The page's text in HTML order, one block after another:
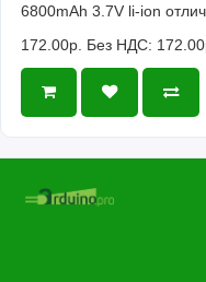
6800mAh 3.7V li-ion
172.00р. Без НДС: